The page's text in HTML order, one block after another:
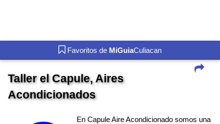
Favoritos de MiGuiaCuliacan
Taller el Capule, Aires
Acondicionados
En Capule Aire Acondicionado somos una